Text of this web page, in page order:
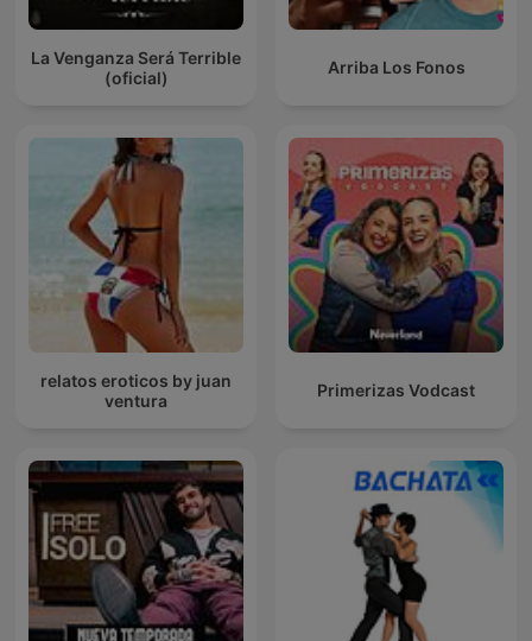
La Venganza Será Terrible
(oficial)
Arriba Los Fonos
relatos eroticos by juan
ventura
Primerizas Vodcast